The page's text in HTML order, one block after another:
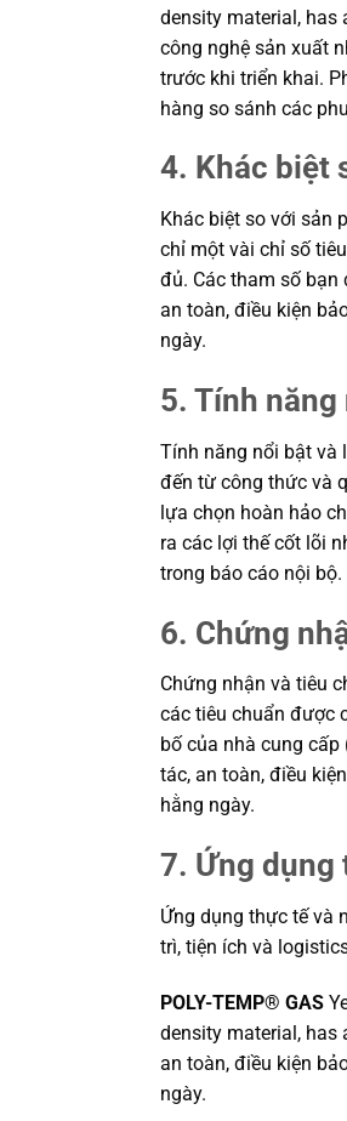
density material, has
công nghệ sản xuất
trước khi triển khai.
hàng so sánh các
4. Khác biệt
Khác biệt so với sản
chỉ một vài chỉ số
đủ. Các tham số bạn
an toàn, điều kiện
ngày.
5. Tính
Tính năng nổi bật và
đến từ công thức và
lựa chọn hoàn hảo
ra các lợi thế cốt lõi
trong báo cáo nội bộ.
6. Chứng
Chứng nhận và tiêu
các tiêu chuẩn được
bố của nhà cung
tác, an toàn, điều
hằng ngày.
7. Ứng dụng
Ứng dụng thực tế và
trì, tiện ích và
POLY-TEMP® GAS
density material, has
an toàn, điều kiện
ngày.